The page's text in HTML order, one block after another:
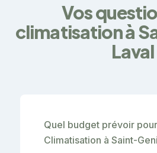
Vos
climatisation à
Laval
Quel budget prévoir pour
Climatisation à Saint-